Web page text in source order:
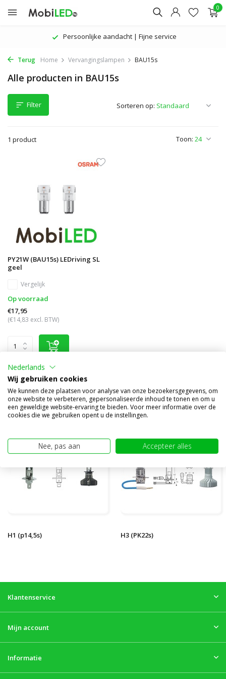
0
Persoonlijke aandacht | Fijne service
Terug Home Vervangingslampen BAU15s
Alle producten in BAU15s
Filter
1 product Toon:
Sorteren op:
PY21W (BAU15s) LEDriving SL
geel
Vergelijk
Op voorraad
€17,95
(€14,83 excl. BTW)
Overige categorieën in Vervangingslampen
H1 (p14,5s) H3 (PK22s)
Klantenservice
Mijn account
Informatie
Nederlands
Wij gebruiken cookies
We kunnen deze plaatsen voor analyse van onze bezoekersgegevens, om
onze website te verbeteren, gepersonaliseerde inhoud te tonen en om u
een geweldige website-ervaring te bieden. Voor meer informatie over de
cookies die we gebruiken opent u de instellingen.
Nee, pas aan Accepteer alles